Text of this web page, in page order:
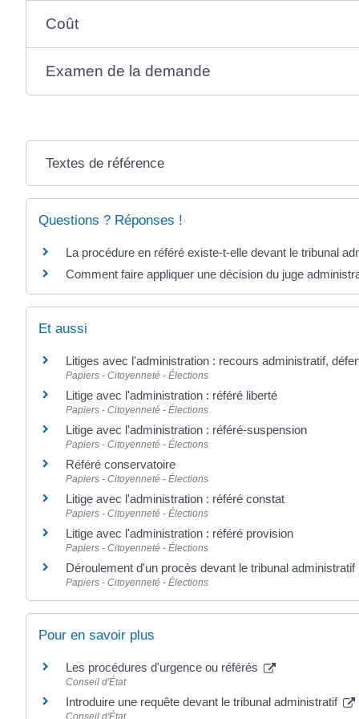
Coût
Examen de la demande
Textes de référence
Questions ? Réponses !
La procédure en référé existe-t-elle devant le tribunal
Comment faire appliquer une décision du juge
Et aussi
Litiges avec l'administration : recours administratif,
Papiers - Citoyenneté - Élections
Litige avec l'administration : référé liberté
Papiers - Citoyenneté - Élections
Litige avec l'administration : référé-suspension
Papiers - Citoyenneté - Élections
Référé conservatoire
Papiers - Citoyenneté - Élections
Litige avec l'administration : référé constat
Papiers - Citoyenneté - Élections
Litige avec l'administration : référé provision
Papiers - Citoyenneté - Élections
Déroulement d'un procès devant le tribunal administratif
Papiers - Citoyenneté - Élections
Pour en savoir plus
Les procédures d'urgence ou référés
Conseil d'État
Introduire une requête devant le tribunal administratif